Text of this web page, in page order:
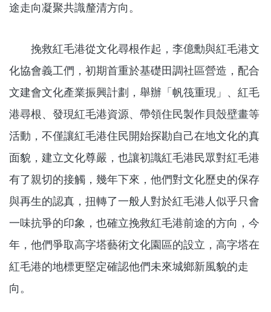
途走向凝聚共識釐清方向。
挽救紅毛港從文化尋根作起，李億勳與紅毛港文
化協會義工們，初期首重於基礎田調社區營造，配合
文建會文化產業振興計劃，舉辦「帆筏重現」、紅毛
港尋根、發現紅毛港資源、帶領住民製作貝殼壁畫等
活動，不僅讓紅毛港住民開始探勘自己在地文化的真
面貌，建立文化尊嚴，也讓初識紅毛港民眾對紅毛港
有了親切的接觸，幾年下來，他們對文化歷史的保存
與再生的認真，扭轉了一般人對於紅毛港人似乎只會
一味抗爭的印象，也確立挽救紅毛港前途的方向，今
年，他們爭取高字塔藝術文化園區的設立，高字塔在
紅毛港的地標更堅定確認他們未來城鄉新風貌的走
向。